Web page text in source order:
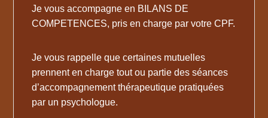
Je vous accompagne en BILANS DE
COMPETENCES, pris en charge par votre CPF.
Je vous rappelle que certaines mutuelles
prennent en charge tout ou partie des séances
d’accompagnement thérapeutique pratiquées
par un psychologue.